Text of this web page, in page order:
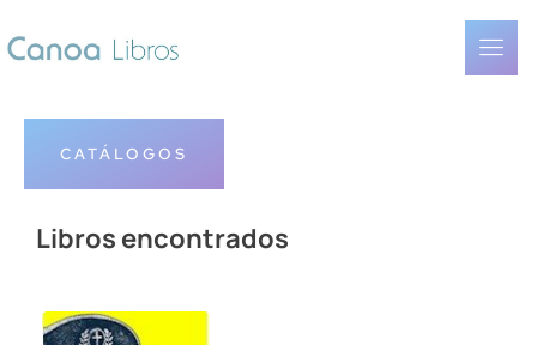
CATÁLOGOS
Libros encontrados